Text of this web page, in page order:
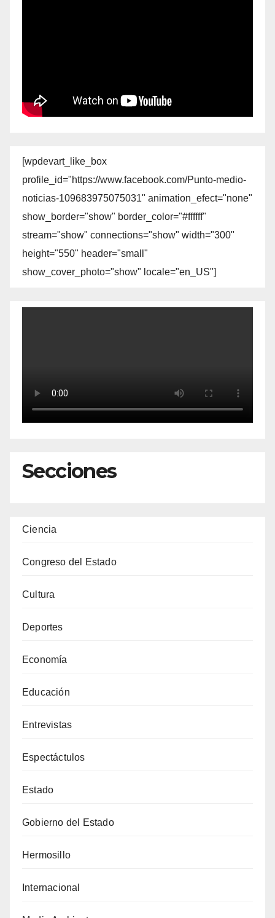
[wpdevart_like_box
profile_id="https://www.facebook.com/Punto-medio-
noticias-109683975075031" animation_efect="none"
show_border="show" border_color="#ffffff"
stream="show" connections="show" width="300"
height="550" header="small"
show_cover_photo="show" locale="en_US"]
Secciones
Ciencia
Congreso del Estado
Cultura
Deportes
Economía
Educación
Entrevistas
Espectáctulos
Estado
Gobierno del Estado
Hermosillo
Internacional